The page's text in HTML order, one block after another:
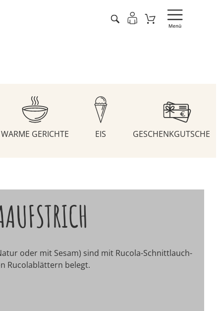
WARME GERICHTE EIS GESCHENKGUTSCHEINE
oder mit Sesam) sind mit Rucola-Schnittlauch-
Rucolablättern belegt.